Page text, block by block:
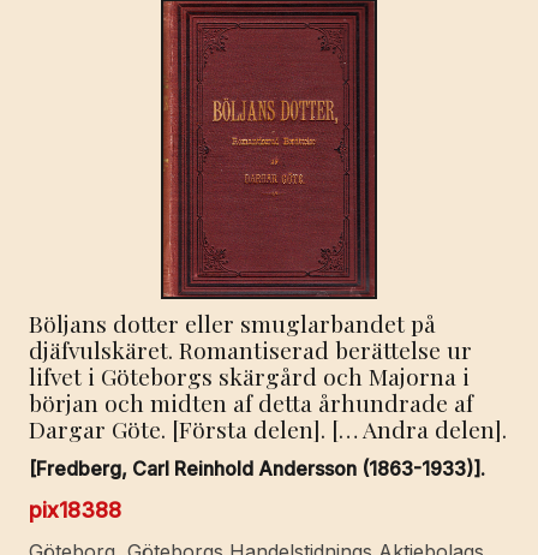
Böljans dotter eller smuglarbandet på
djäfvulskäret. Romantiserad berättelse ur
lifvet i Göteborgs skärgård och Majorna i
början och midten af detta århundrade af
Dargar Göte. [Första delen]. [… Andra delen].
[Fredberg, Carl Reinhold Andersson (1863-1933)].
pix18388